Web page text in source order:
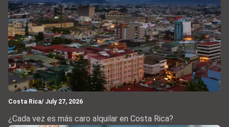
Costa Rica/ July 27, 2026
¿Cada vez es más caro alquilar en Costa Rica?